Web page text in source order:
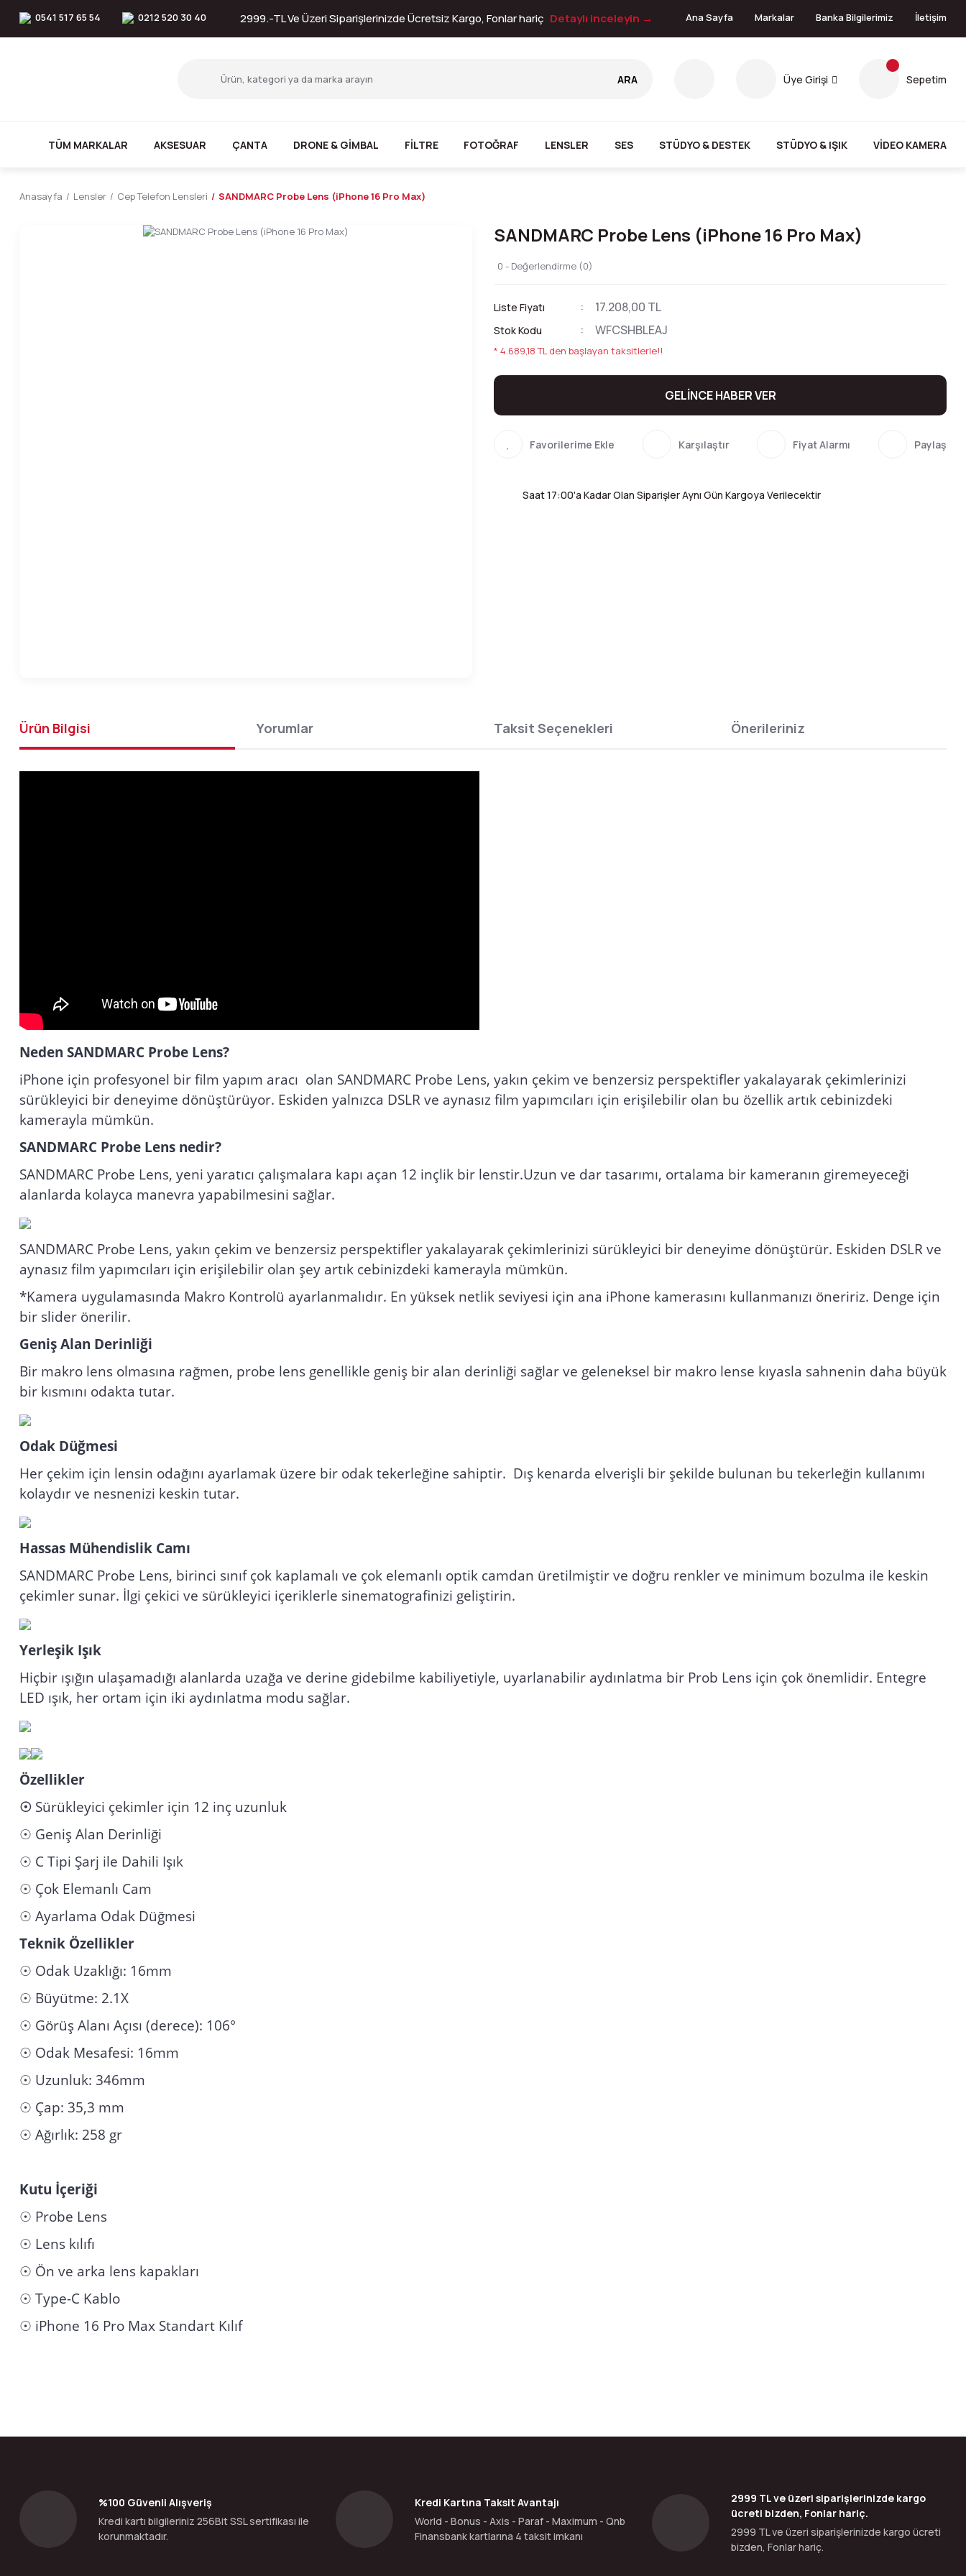
0541 517 65 54 0212 520 30 40 2999.-TL Ve Üzeri Siparişlerinizde Ücretsiz Kargo, Fonlar hariç Detaylı inceleyin → Ana Sayfa Markalar Banka Bilgilerimiz İletişim
ARA Üye Girişi Sepetim
TÜM MARKALAR AKSESUAR ÇANTA DRONE & GİMBAL FİLTRE FOTOĞRAF LENSLER SES STÜDYO & DESTEK STÜDYO & IŞIK VİDEO KAMERA
Anasayfa Lensler Cep Telefon Lensleri SANDMARC Probe Lens (iPhone 16 Pro Max)
SANDMARC Probe Lens (iPhone 16 Pro Max)
0 - Değerlendirme (0)
Liste Fiyatı 17.208,00 TL
Stok Kodu WFCSHBLEAJ
* 4.689,18 TL den başlayan taksitlerle!!
GELİNCE HABER VER
Karşılaştır Fiyat Alarmı Paylaş
Saat 17:00'a Kadar Olan Siparişler Aynı Gün Kargoya Verilecektir
Ürün Bilgisi Yorumlar Taksit Seçenekleri Önerileriniz
Neden SANDMARC Probe Lens?
iPhone için profesyonel bir film yapım aracı olan SANDMARC Probe Lens, yakın çekim ve benzersiz perspektifler yakalayarak çekimlerinizi
sürükleyici bir deneyime dönüştürüyor. Eskiden yalnızca DSLR ve aynasız film yapımcıları için erişilebilir olan bu özellik artık cebinizdeki
kamerayla mümkün.
SANDMARC Probe Lens nedir?
SANDMARC Probe Lens, yeni yaratıcı çalışmalara kapı açan 12 inçlik bir lenstir.Uzun ve dar tasarımı, ortalama bir kameranın giremeyeceği
alanlarda kolayca manevra yapabilmesini sağlar.
SANDMARC Probe Lens, yakın çekim ve benzersiz perspektifler yakalayarak çekimlerinizi sürükleyici bir deneyime dönüştürür. Eskiden DSLR ve
aynasız film yapımcıları için erişilebilir olan şey artık cebinizdeki kamerayla mümkün.
*Kamera uygulamasında Makro Kontrolü ayarlanmalıdır. En yüksek netlik seviyesi için ana iPhone kamerasını kullanmanızı öneririz. Denge için
bir slider önerilir.
Geniş Alan Derinliği
Bir makro lens olmasına rağmen, probe lens genellikle geniş bir alan derinliği sağlar ve geleneksel bir makro lense kıyasla sahnenin daha büyük
bir kısmını odakta tutar.
Odak Düğmesi
Her çekim için lensin odağını ayarlamak üzere bir odak tekerleğine sahiptir. Dış kenarda elverişli bir şekilde bulunan bu tekerleğin kullanımı
kolaydır ve nesnenizi keskin tutar.
Hassas Mühendislik Camı
SANDMARC Probe Lens, birinci sınıf çok kaplamalı ve çok elemanlı optik camdan üretilmiştir ve doğru renkler ve minimum bozulma ile keskin
çekimler sunar. İlgi çekici ve sürükleyici içeriklerle sinematografinizi geliştirin.
Yerleşik Işık
Hiçbir ışığın ulaşamadığı alanlarda uzağa ve derine gidebilme kabiliyetiyle, uyarlanabilir aydınlatma bir Prob Lens için çok önemlidir. Entegre
LED ışık, her ortam için iki aydınlatma modu sağlar.
Özellikler
☉ Sürükleyici çekimler için 12 inç uzunluk
☉ Geniş Alan Derinliği
☉ C Tipi Şarj ile Dahili Işık
☉ Çok Elemanlı Cam
☉ Ayarlama Odak Düğmesi
Teknik Özellikler
☉ Odak Uzaklığı: 16mm
☉ Büyütme: 2.1X
☉ Görüş Alanı Açısı (derece): 106°
☉ Odak Mesafesi: 16mm
☉ Uzunluk: 346mm
☉ Çap: 35,3 mm
☉ Ağırlık: 258 gr
Kutu İçeriği
☉ Probe Lens
☉ Lens kılıfı
☉ Ön ve arka lens kapakları
☉ Type-C Kablo
☉ iPhone 16 Pro Max Standart Kılıf
Ürün fiyatı diğer sitelerden daha pahalı.
Bu ürüne benzer farklı alternatifler olmalı.
%100 Güvenli Alışveriş
Kredi kartı bilgileriniz 256Bit SSL sertifikası ile
korunmaktadır.
Kredi Kartına Taksit Avantajı
World - Bonus - Axis - Paraf - Maximum - Qnb
Finansbank kartlarına 4 taksit imkanı
2999 TL ve üzeri siparişlerinizde kargo
ücreti bizden, Fonlar hariç.
2999 TL ve üzeri siparişlerinizde kargo ücreti
bizden, Fonlar hariç.